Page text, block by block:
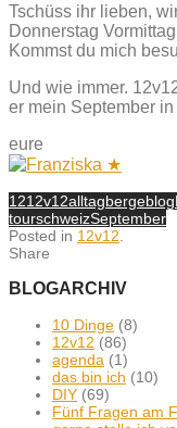
Tschüss ihr lieben,
Donnerstag
Kommst du mich
Und wie immer.
er mein September
eure
1212v12alltagbergeblog
tourschweizSeptember
Posted in 12v12
Share
BLOGARCHIV
10 Dinge (8)
12v12 (86)
agenda (1)
das bin ich (10)
DIY (69)
Fünf Fragen am